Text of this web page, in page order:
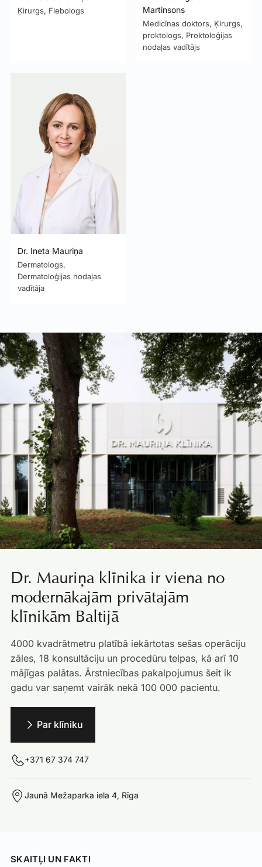
Ķirurgs, Flebologs
Martinsons
Medicīnas doktors, Ķirurgs,
proktologs, Proktoloģijas
nodaļas vadītājs
Dr. Ineta Mauriņa
Dermatologs,
Dermatoloģijas nodaļas
vadītāja
Dr. Mauriņa klīnika ir viena no
modernākajām privātajām
klīnikām Baltijā
4000 kvadrātmetru platībā iekārtotas sešas operāciju
zāles, 18 konsultāciju un procedūru telpas, kā arī 10
mājīgas palātas. Ārstniecības pakalpojumus šeit ik
gadu var saņemt vairāk nekā 100 000 pacientu.
Par klīniku
+371 67 374 747
Jaunā Mežaparka iela 4, Rīga
SKAITĻI UN FAKTI